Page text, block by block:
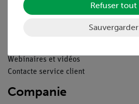
Webinaires et vidéos
Contacte service client
Companie
Refuser tout
Sauvergarder